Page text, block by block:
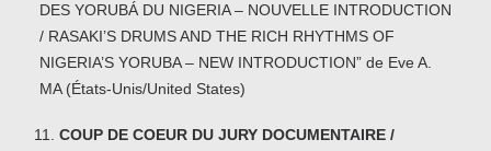
DES YORUBÁ DU NIGERIA – NOUVELLE INTRODUCTION
/ RASAKI’S DRUMS AND THE RICH RHYTHMS OF
NIGERIA’S YORUBA – NEW INTRODUCTION” de Eve A.
MA (États-Unis/United States)
COUP DE COEUR DU JURY DOCUMENTAIRE /